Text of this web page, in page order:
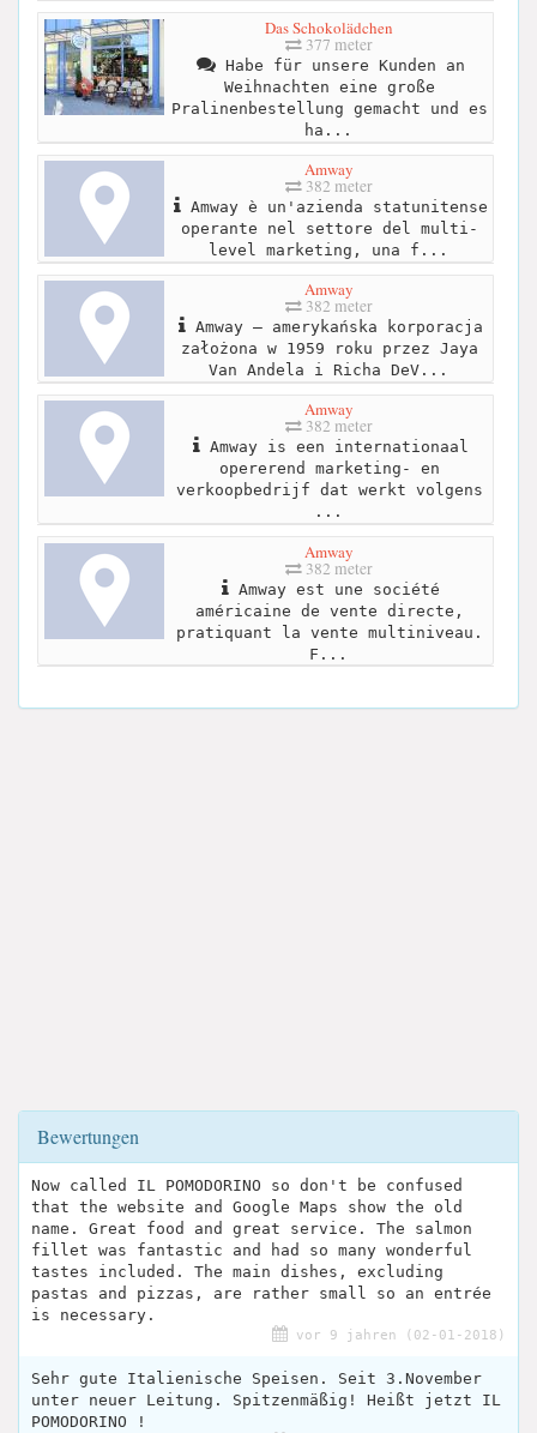
Das Schokolädchen
377 meter
Habe für unsere Kunden an
Weihnachten eine große
Pralinenbestellung gemacht und es
ha...
Amway
382 meter
Amway è un'azienda statunitense
operante nel settore del multi-
level marketing, una f...
Amway
382 meter
Amway – amerykańska korporacja
założona w 1959 roku przez Jaya
Van Andela i Richa DeV...
Amway
382 meter
Amway is een internationaal
opererend marketing- en
verkoopbedrijf dat werkt volgens
...
Amway
382 meter
Amway est une société
américaine de vente directe,
pratiquant la vente multiniveau.
F...
Bewertungen
Now called IL POMODORINO so don't be confused
that the website and Google Maps show the old
name. Great food and great service. The salmon
fillet was fantastic and had so many wonderful
tastes included. The main dishes, excluding
pastas and pizzas, are rather small so an entrée
is necessary.
vor 9 jahren (02-01-2018)
Sehr gute Italienische Speisen. Seit 3.November
unter neuer Leitung. Spitzenmäßig! Heißt jetzt IL
POMODORINO !